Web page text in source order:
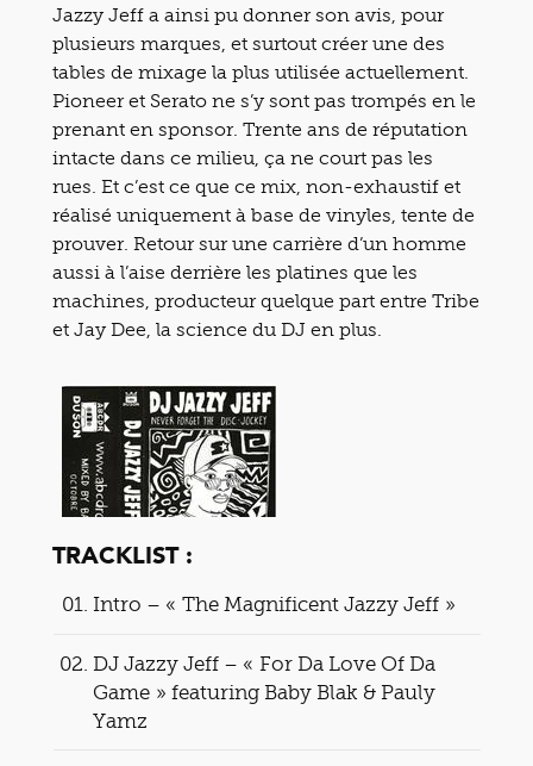
Jazzy Jeff a ainsi pu donner son avis, pour
plusieurs marques, et surtout créer une des
tables de mixage la plus utilisée actuellement.
Pioneer et Serato ne s’y sont pas trompés en le
prenant en sponsor. Trente ans de réputation
intacte dans ce milieu, ça ne court pas les
rues. Et c’est ce que ce mix, non-exhaustif et
réalisé uniquement à base de vinyles, tente de
prouver. Retour sur une carrière d’un homme
aussi à l’aise derrière les platines que les
machines, producteur quelque part entre Tribe
et Jay Dee, la science du DJ en plus.
TRACKLIST :
Intro – « The Magnificent Jazzy Jeff »
DJ Jazzy Jeff – « For Da Love Of Da
Game » featuring Baby Blak & Pauly
Yamz